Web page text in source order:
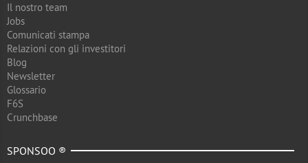
Il nostro team
Jobs
Comunicati stampa
Relazioni con gli investitori
Blog
Newsletter
Glossario
F6S
Crunchbase
SPONSOO ®